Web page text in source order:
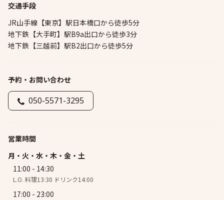
交通手段
JR山手線【東京】駅日本橋口から徒歩5分
地下鉄【大手町】駅B9a出口から徒歩3分
地下鉄【三越前】駅B2出口から徒歩5分
予約・お問い合わせ
050-5571-3295
営業時間
月・火・水・木・金・土
11:00 - 14:30
L.O. 料理13:30 ドリンク14:00
17:00 - 23:00